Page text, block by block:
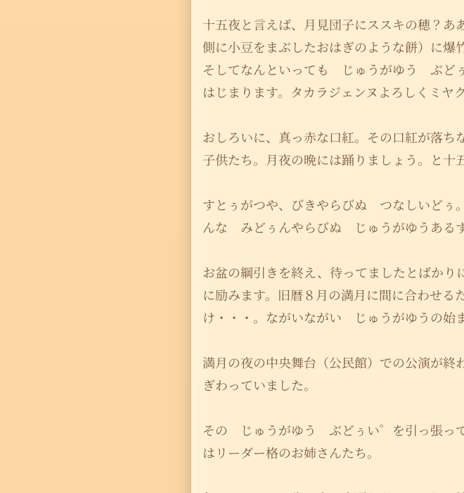
十五夜と言えば、月見団子にススキの穂？
側に小豆をまぶしたおはぎのような餅）に
そしてなんといっても じゅうがゆう ぶど
はじまります。タカラジェンヌよろしくミヤ
おしろいに、真っ赤な口紅。その口紅が落
子供たち。月夜の晩には踊りましょう。と十
すとぅがつや、びきやらびぬ つなしいどぅ
んな みどぅんやらびぬ じゅうがゆうある
お盆の綱引きを終え、待ってましたとばか
に励みます。旧暦８月の満月に間に合わせ
け・・・。ながいながい じゅうがゆうの始ま
満月の夜の中央舞台（公民館）での公演が
ぎわっていました。
その じゅうがゆう ぶどぅい゜を引っ張っ
はリーダー格のお姉さんたち。